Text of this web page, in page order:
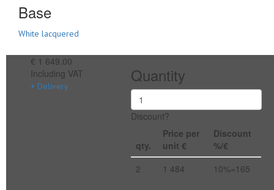
Base
White lacquered
€ 1 649.00
Including VAT
+ Delivery
Quantity
Discount?
qty.
Price per
unit €
Discount
%/€
2
1 484 10%=165